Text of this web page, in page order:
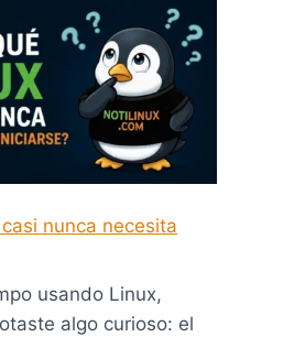
nunca necesita
usando Linux,
algo curioso: el